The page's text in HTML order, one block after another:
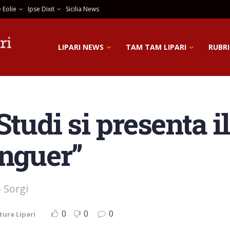
Eolie Ipse Dixit Sicilia News
LIPARI NEWS TAM TAM LIPARI
si presenta
Sorgi
Lipari 0 0 0